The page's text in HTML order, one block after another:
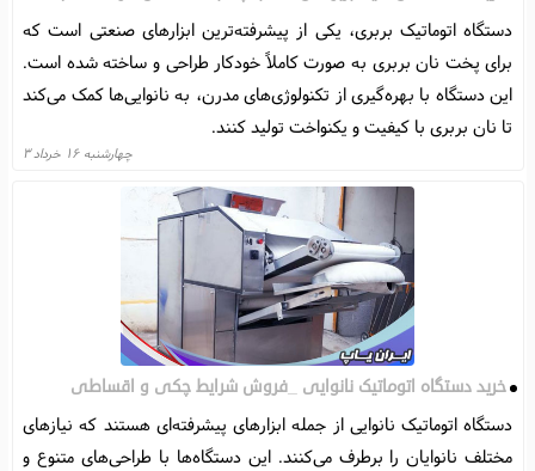
دستگاه اتوماتیک بربری، یکی از پیشرفته‌ترین ابزارهای صنعتی است که
برای پخت نان بربری به صورت کاملاً خودکار طراحی و ساخته شده است.
این دستگاه با بهره‌گیری از تکنولوژی‌های مدرن، به نانوایی‌ها کمک می‌کند
تا نان بربری با کیفیت و یکنواخت تولید کنند.
چهارشنبه ۱۶ خرداد ۳
خرید دستگاه اتوماتیک نانوایی _فروش شرایط چکی و اقساطی
دستگاه اتوماتیک نانوایی از جمله ابزارهای پیشرفته‌ای هستند که نیازهای
مختلف نانوایان را برطرف می‌کنند. این دستگاه‌ها با طراحی‌های متنوع و